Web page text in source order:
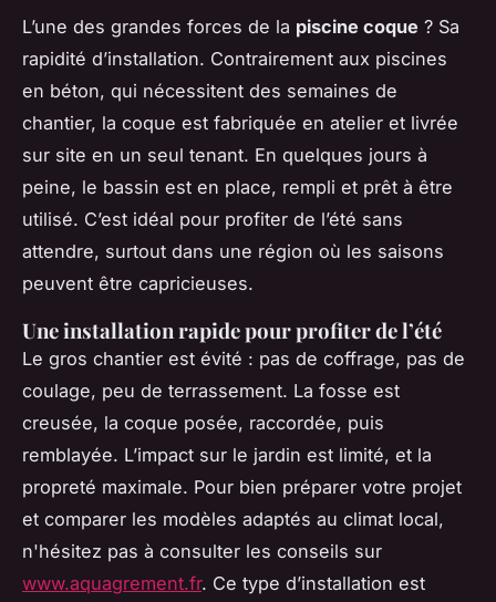
L’une des grandes forces de la piscine coque ? Sa
rapidité d’installation. Contrairement aux piscines
en béton, qui nécessitent des semaines de
chantier, la coque est fabriquée en atelier et livrée
sur site en un seul tenant. En quelques jours à
peine, le bassin est en place, rempli et prêt à être
utilisé. C’est idéal pour profiter de l’été sans
attendre, surtout dans une région où les saisons
peuvent être capricieuses.
Une installation rapide pour profiter de l’été
Le gros chantier est évité : pas de coffrage, pas de
coulage, peu de terrassement. La fosse est
creusée, la coque posée, raccordée, puis
remblayée. L’impact sur le jardin est limité, et la
propreté maximale. Pour bien préparer votre projet
et comparer les modèles adaptés au climat local,
n'hésitez pas à consulter les conseils sur
www.aquagrement.fr. Ce type d’installation est